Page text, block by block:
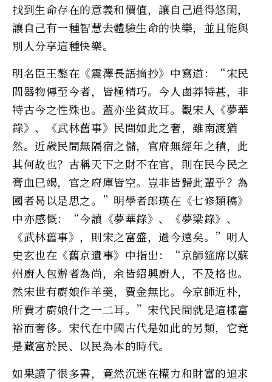
找到生命存在的意義和價值，讓自己過得悠閑，
讓自己有一種智慧去體驗生命的快樂，並且能與
別人分享這種快樂。
明名臣王鏊在《震澤長語摘抄》中寫道：“宋民
間器物傳至今者，皆極精巧。今人鹵莽特甚，非
特古今之性殊也。蓋亦坐貧故耳。觀宋人《夢華
錄》、《武林舊事》民間如此之奢，雖南渡猶
然。近歲民間無隔宿之儲，官府無經年之積，此
其何故也？古稱天下之財不在官，則在民今民之
膏血巳竭，官之府庫皆空。豈非皆歸此輩乎？為
國者曷以是思之。”明學者郎瑛在《七修類稿》
中亦感慨：“今讀《夢華錄》、《夢梁錄》、
《武林舊事》，則宋之富盛，過今遠矣。”明人
史玄也在《舊京遺事》中指出：“京師筵席以蘇
州廚人包辦者為尚，余皆紹興廚人，不及格也。
然宋世有廚娘作羊羹，費金無比。今京師近朴，
所費才廚娘什之一二耳。”宋代民間就是這樣富
裕而奢侈。宋代在中國古代是如此的另類，它竟
是藏富於民、以民為本的時代。
如果讀了很多書，竟然沉迷在權力和財富的追求